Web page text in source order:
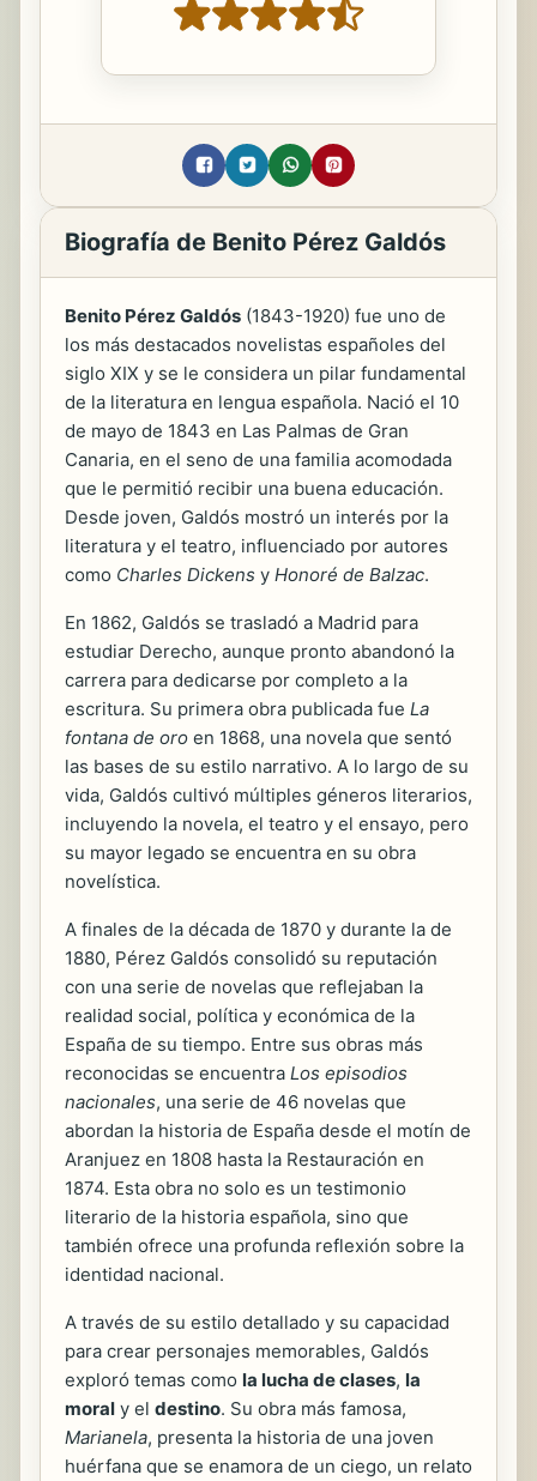
Biografía de Benito Pérez Galdós
Benito Pérez Galdós (1843-1920) fue uno de
los más destacados novelistas españoles del
siglo XIX y se le considera un pilar fundamental
de la literatura en lengua española. Nació el 10
de mayo de 1843 en Las Palmas de Gran
Canaria, en el seno de una familia acomodada
que le permitió recibir una buena educación.
Desde joven, Galdós mostró un interés por la
literatura y el teatro, influenciado por autores
como Charles Dickens y Honoré de Balzac.
En 1862, Galdós se trasladó a Madrid para
estudiar Derecho, aunque pronto abandonó la
carrera para dedicarse por completo a la
escritura. Su primera obra publicada fue La
fontana de oro en 1868, una novela que sentó
las bases de su estilo narrativo. A lo largo de su
vida, Galdós cultivó múltiples géneros literarios,
incluyendo la novela, el teatro y el ensayo, pero
su mayor legado se encuentra en su obra
novelística.
A finales de la década de 1870 y durante la de
1880, Pérez Galdós consolidó su reputación
con una serie de novelas que reflejaban la
realidad social, política y económica de la
España de su tiempo. Entre sus obras más
reconocidas se encuentra Los episodios
nacionales, una serie de 46 novelas que
abordan la historia de España desde el motín de
Aranjuez en 1808 hasta la Restauración en
1874. Esta obra no solo es un testimonio
literario de la historia española, sino que
también ofrece una profunda reflexión sobre la
identidad nacional.
A través de su estilo detallado y su capacidad
para crear personajes memorables, Galdós
exploró temas como la lucha de clases, la
moral y el destino. Su obra más famosa,
Marianela, presenta la historia de una joven
huérfana que se enamora de un ciego, un relato